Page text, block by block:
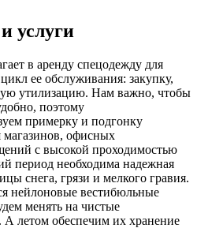
услуги
в аренду спецодежду для
ее обслуживания: закупку,
утилизацию. Нам важно, чтобы
поэтому
примерку и подгонку
магазинов, офисных
с высокой проходимостью
период необходима надежная
снега, грязи и мелкого гравия.
нейлоновые вестибюльные
менять на чистые
летом обеспечим их хранение